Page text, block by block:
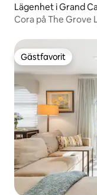
Lägenhet i Grand
Cora på The Grove
Gästfavorit
Gästfavorit